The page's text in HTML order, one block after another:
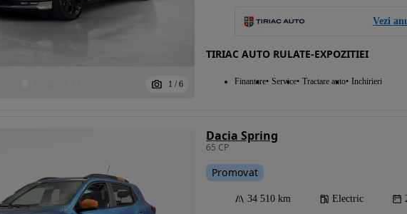
1 / 6
Vezi
TIRIAC AUTO RULATE-EXPOZITIEI
Finantare Service Tractare auto Inchirieri
Dacia Spring
65 CP
Promovat
34 510 km Electric